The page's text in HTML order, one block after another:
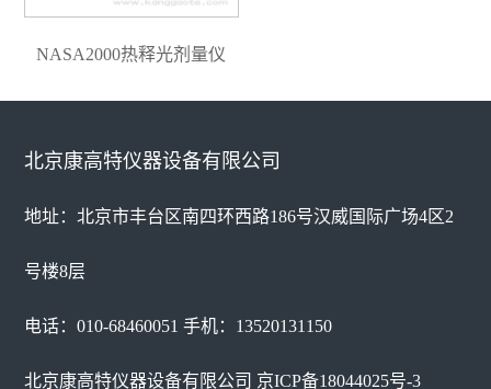
NASA2000热释光剂量仪
北京康高特仪器设备有限公司
地址：北京市丰台区南四环西路186号汉威国际广场4区2
号楼8层
电话：010-68460051 手机：13520131150
北京康高特仪器设备有限公司 京ICP备18044025号-3